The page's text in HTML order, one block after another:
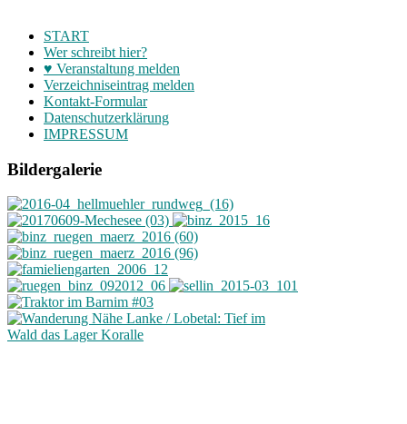
START
Wer schreibt hier?
♥ Veranstaltung melden
Verzeichniseintrag melden
Kontakt-Formular
Datenschutzerklärung
IMPRESSUM
Bildergalerie